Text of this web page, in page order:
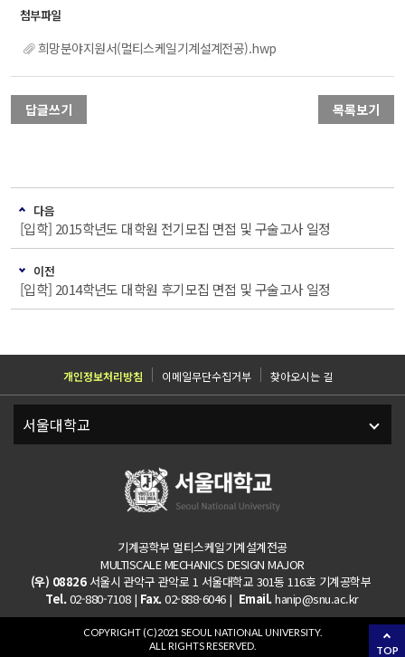
희망분야지원서(멀티스케일기계설계전공).hwp
답글쓰기 목록보기
다음
[입학] 2015학년도 대학원 전기모집 면접 및 구술고사 일정
이전
[입학] 2014학년도 대학원 후기모집 면접 및 구술고사 일정
TOP
개인정보처리방침 이메일무단수집거부 찾아오시는 길
기계공학부 멀티스케일기계설계전공
MULTISCALE MECHANICS DESIGN MAJOR
(우) 08826서울시 관악구 관악로 1 서울대학교 301동 116호 기계공학부
Tel.02-880-7108 | Fax.02-888-6046 | Email.hanip@snu.ac.kr
COPYRIGHT (C)2021 SEOUL NATIONAL UNIVERSITY.
ALL RIGHTS RESERVED.